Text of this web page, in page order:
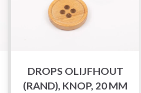
DROPS OLIJFHOUT
(RAND), KNOP, 20 MM